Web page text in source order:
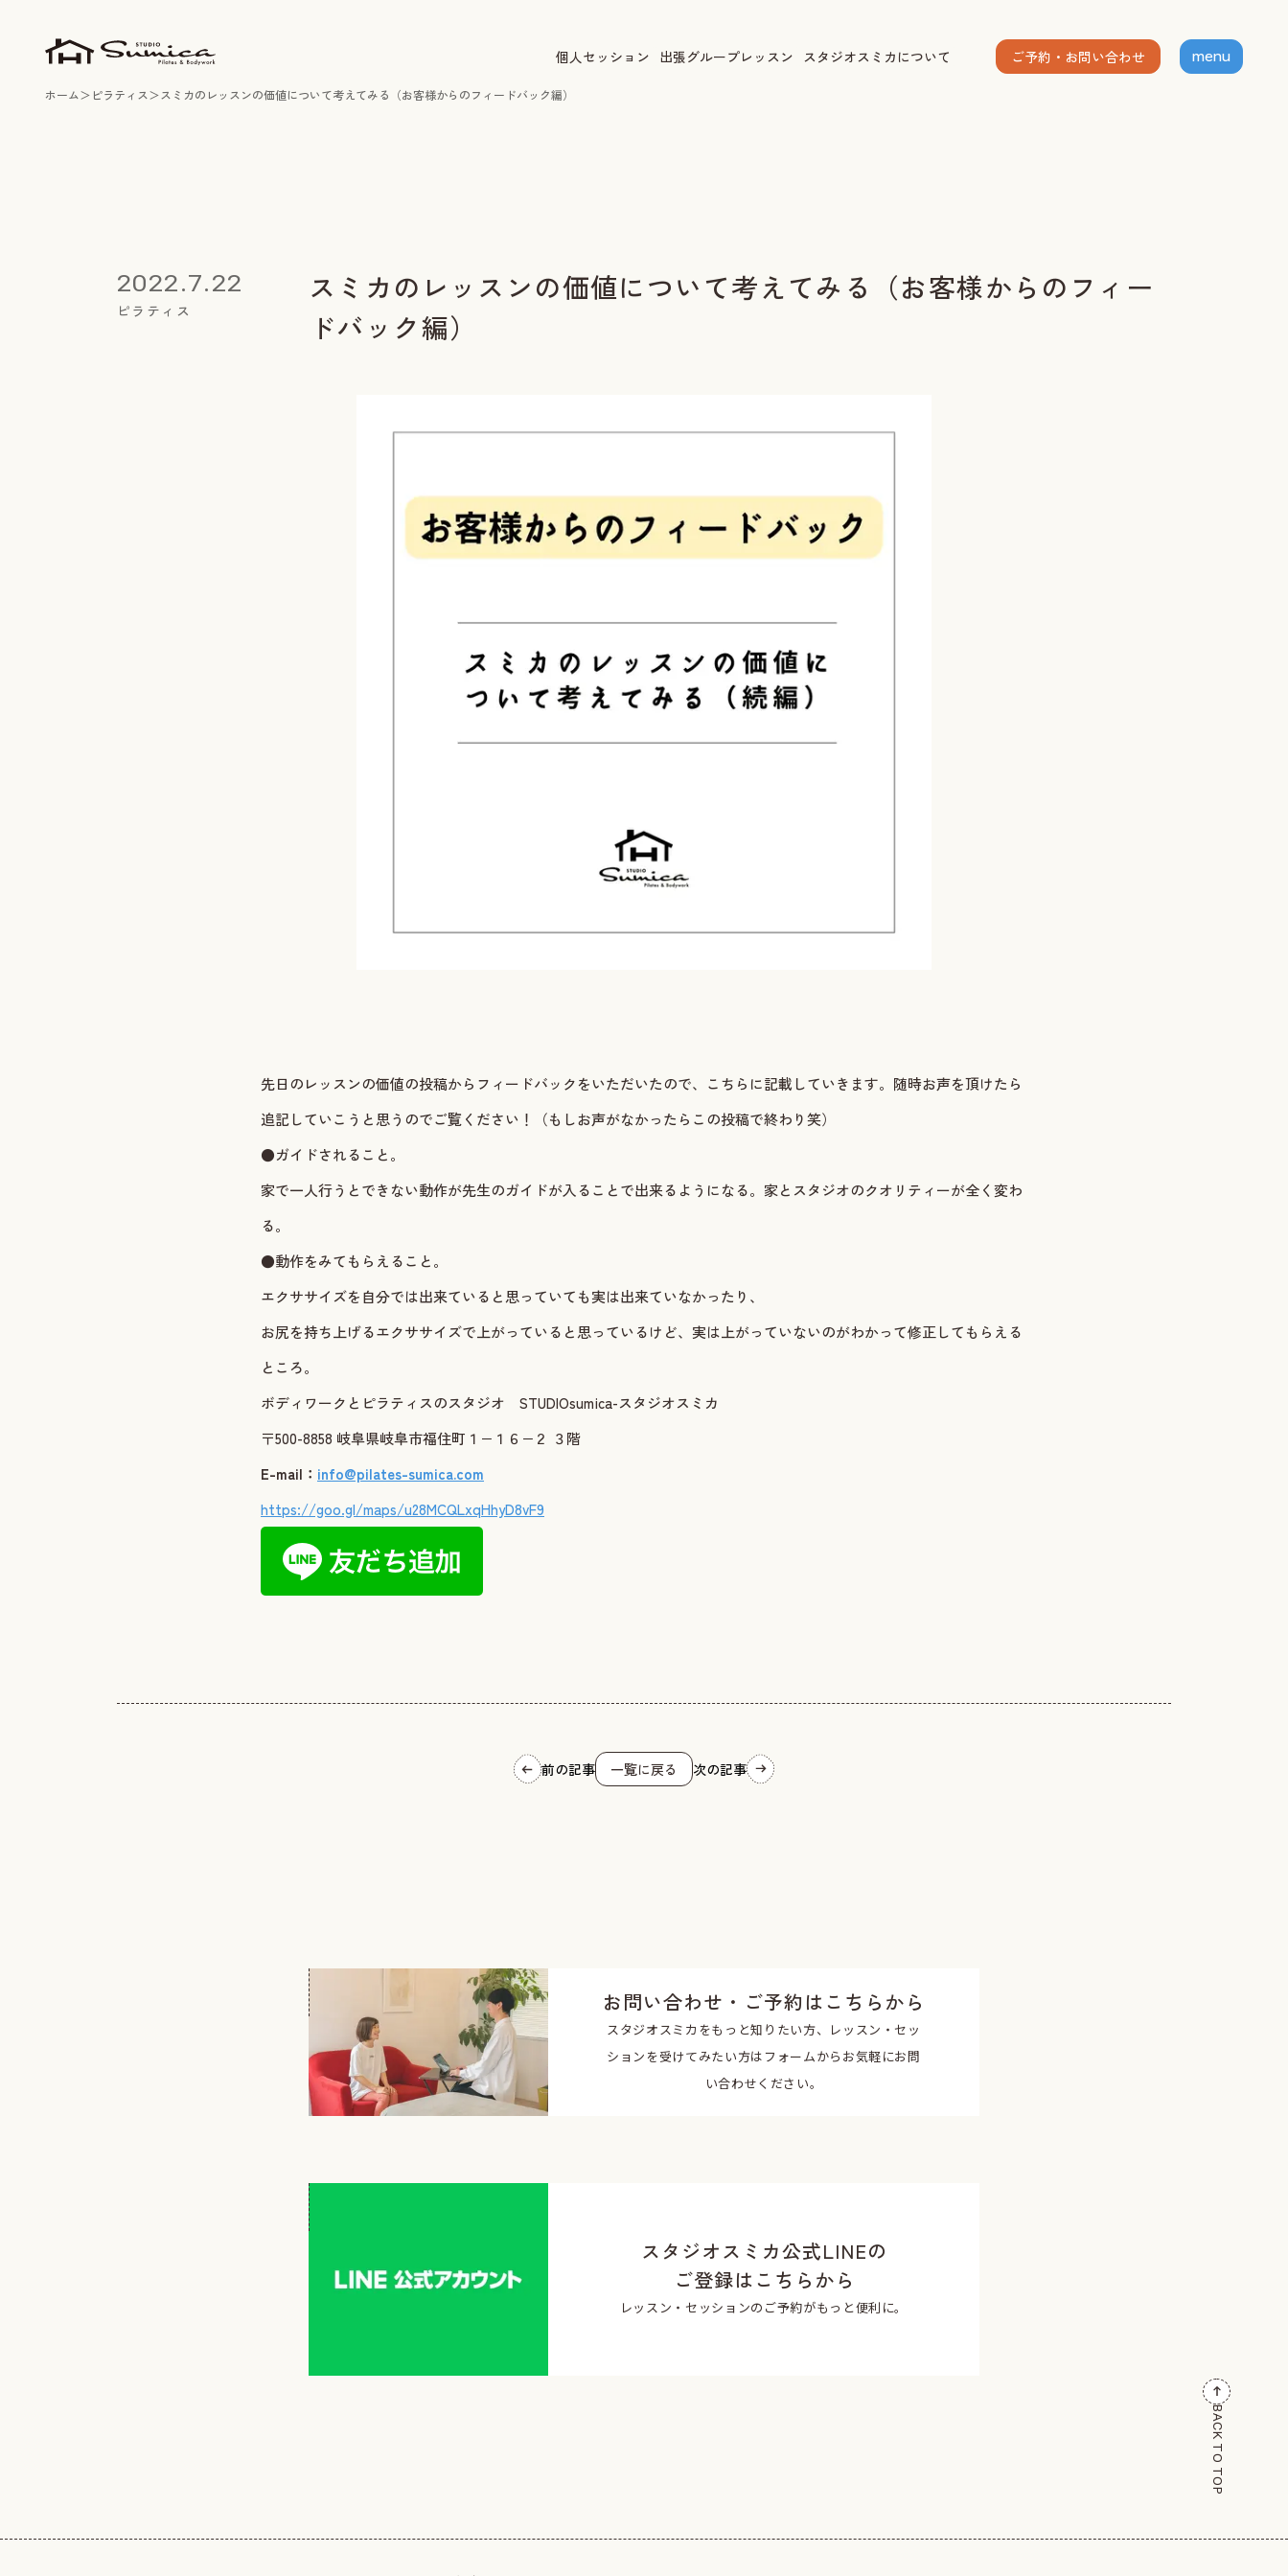
個人セッション 出張グループレッスン スタジオスミカについて ご予約・お問い合わせ menu
お客様の声
ホーム ピラティス スミカのレッスンの価値について考えてみる（お客様からのフィードバック編）
2022.7.22
ピラティス
スミカのレッスンの価値について考えてみる（お客様からのフィー
ドバック編）
先日のレッスンの価値の投稿からフィードバックをいただいたので、こちらに記載していきます。随時お声を頂けたら
追記していこうと思うのでご覧ください！（もしお声がなかったらこの投稿で終わり笑）
●ガイドされること。
家で一人行うとできない動作が先生のガイドが入ることで出来るようになる。家とスタジオのクオリティーが全く変わ
る。
●動作をみてもらえること。
エクササイズを自分では出来ていると思っていても実は出来ていなかったり、
お尻を持ち上げるエクササイズで上がっていると思っているけど、実は上がっていないのがわかって修正してもらえる
ところ。
ボディワークとピラティスのスタジオ STUDIOsumica-スタジオスミカ
〒500-8858 岐阜県岐阜市福住町１−１６−２ ３階
E-mail： info@pilates-sumica.com
https://goo.gl/maps/u28MCQLxqHhyD8vF9
前の記事 一覧に戻る 次の記事
お問い合わせ・ご予約はこちらから
スタジオスミカをもっと知りたい方、レッスン・セッ
ションを受けてみたい方はフォームからお気軽にお問
い合わせください。
スタジオスミカ公式LINEの
ご登録はこちらから
レッスン・セッションのご予約がもっと便利に。
BACK TO TOP